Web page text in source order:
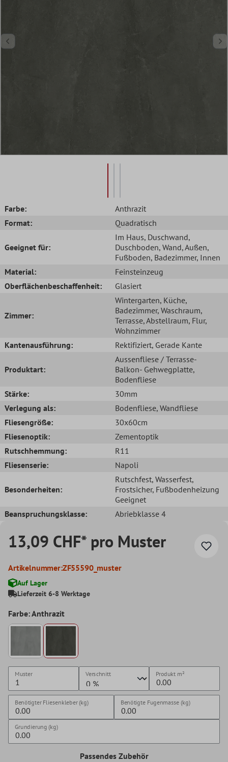
Farbe:
Anthrazit
Format:
Quadratisch
Geeignet für:
Im Haus, Duschwand,
Duschboden, Wand, Außen,
Fußboden, Badezimmer, Innen
Material:
Feinsteinzeug
Oberflächenbeschaffenheit:
Glasiert
Zimmer:
Wintergarten, Küche,
Badezimmer, Waschraum,
Terrasse, Abstellraum, Flur,
Wohnzimmer
Kantenausführung:
Rektifiziert, Gerade Kante
Produktart:
Aussenfliese / Terrasse-
Balkon- Gehwegplatte,
Bodenfliese
Stärke:
30mm
Verlegung als:
Bodenfliese, Wandfliese
Fliesengröße:
30x60cm
Fliesenoptik:
Zementoptik
Rutschhemmung:
R11
Fliesenserie:
Napoli
Besonderheiten:
Rutschfest, Wasserfest,
Frostsicher, Fußbodenheizung
Geeignet
Beanspruchungsklasse:
Abriebklasse 4
13,09 CHF* pro Muster
Artikelnummer:ZF55590_muster
Auf Lager
Lieferzeit 6-8 Werktage
Farbe: Anthrazit
Muster Verschnitt Produkt m²
Benötigter Fliesenkleber (kg) Benötigte Fugenmasse (kg)
Grundierung (kg)
Passendes Zubehör